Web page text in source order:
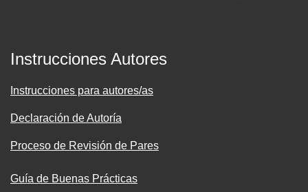
Instrucciones Autores
Instrucciones para autores/as
Declaración de Autoría
Proceso de Revisión de Pares
Guía de Buenas Prácticas